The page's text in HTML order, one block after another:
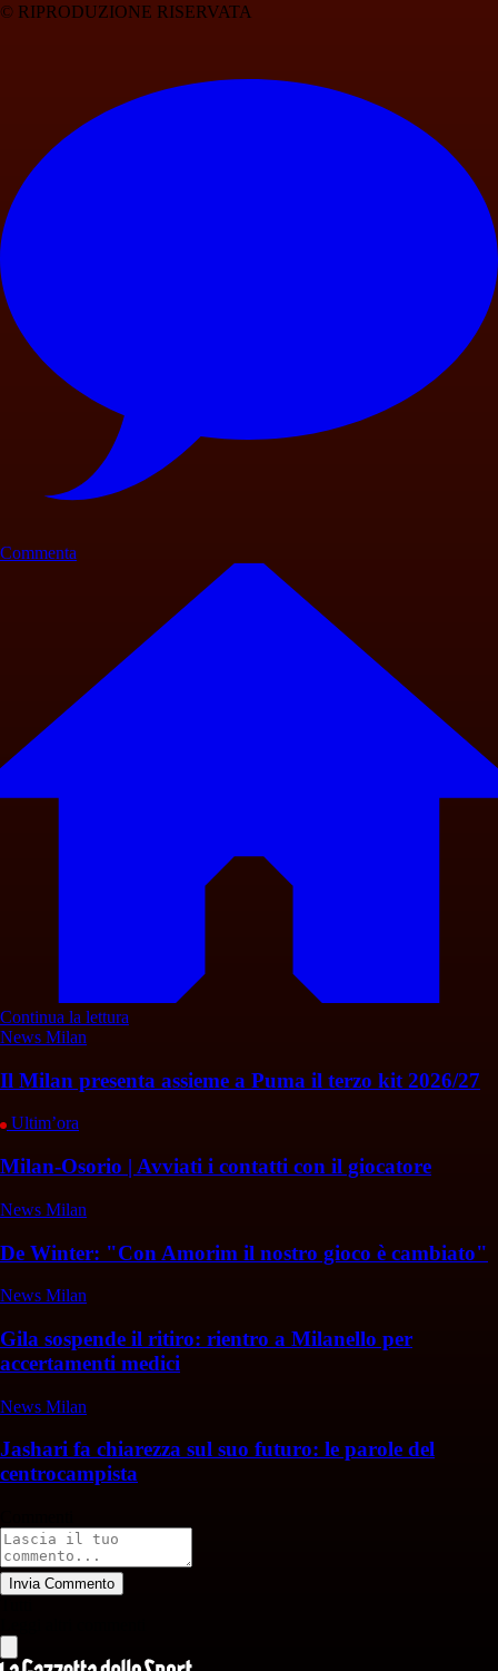
© RIPRODUZIONE RISERVATA
Commenta
Continua la lettura
News Milan
Il Milan presenta assieme a Puma il terzo kit 2026/27
Ultim’ora
Milan-Osorio | Avviati i contatti con il giocatore
News Milan
De Winter: "Con Amorim il nostro gioco è cambiato"
News Milan
Gila sospende il ritiro: rientro a Milanello per
accertamenti medici
News Milan
Jashari fa chiarezza sul suo futuro: le parole del
centrocampista
Invia Commento